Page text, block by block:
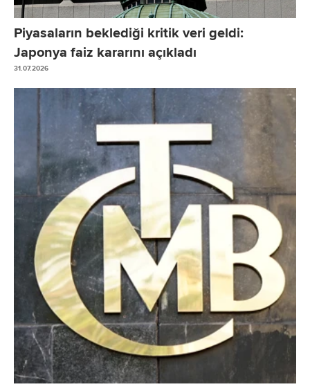
Piyasaların beklediği kritik veri geldi:
Japonya faiz kararını açıkladı
31.07.2026